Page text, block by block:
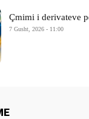
Çmimi i derivateve
7 Gusht, 2026 - 11:00